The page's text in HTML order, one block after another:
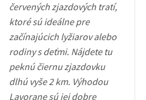
červených zjazdových tratí,
ktoré sú ideálne pre
začínajúcich lyžiarov alebo
rodiny s deťmi. Nájdete tu
peknú čiernu zjazdovku
dlhú vyše 2 km. Výhodou
Lavorane sú jej dobre